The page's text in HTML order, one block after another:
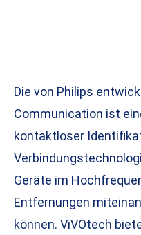
Die von Philips
Communication ist
kontaktloser
Geräte im
Entfernungen
können. ViVOtech